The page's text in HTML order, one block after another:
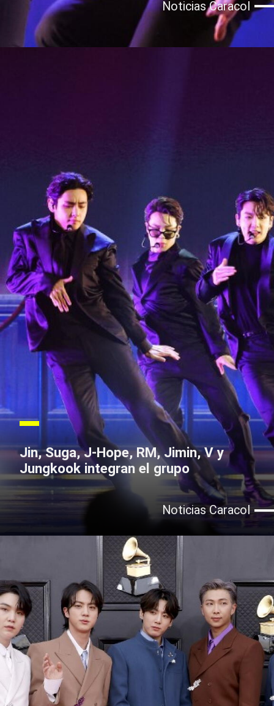
Noticias Caracol
Jin, Suga, J-Hope, RM, Jimin, V y
Jungkook integran el grupo
Noticias Caracol